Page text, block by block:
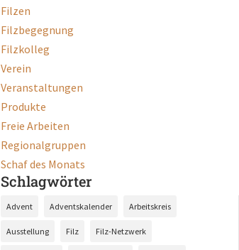
Filzen
Filzbegegnung
Filzkolleg
Verein
Veranstaltungen
Produkte
Freie Arbeiten
Regionalgruppen
Schaf des Monats
Schlagwörter
Advent Adventskalender Arbeitskreis
Ausstellung Filz Filz-Netzwerk